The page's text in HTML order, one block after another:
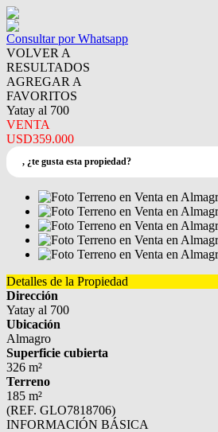
Consultar por Whatsapp
VOLVER A
RESULTADOS
AGREGAR A
FAVORITOS
Yatay al 700
VENTA
USD359.000
, ¿te gusta esta propiedad?
Detalles de la Propiedad
Dirección
Yatay al 700
Ubicación
Almagro
Superficie cubierta
326 m²
Terreno
185 m²
(REF. GLO7818706)
INFORMACIÓN BÁSICA